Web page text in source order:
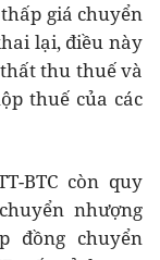
giá chuyển
lại, điều này
thu thuế và
thuế của các
BTC còn quy
nhượng
đồng chuyển